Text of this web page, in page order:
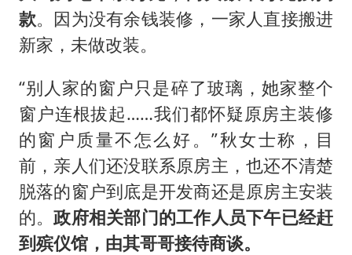
款。因为没有余钱装修，一家人直接搬进
新家，未做改装。
“别人家的窗户只是碎了玻璃，她家整个
窗户连根拔起……我们都怀疑原房主装修
的窗户质量不怎么好。”秋女士称，目
前，亲人们还没联系原房主，也还不清楚
脱落的窗户到底是开发商还是原房主安装
的。政府相关部门的工作人员下午已经赶
到殡仪馆，由其哥哥接待商谈。